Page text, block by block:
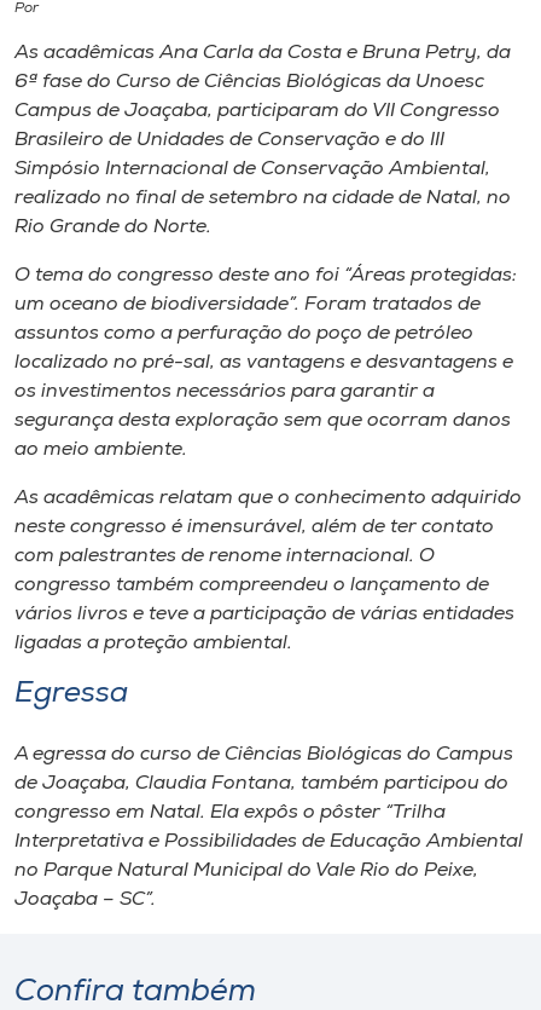
CPA
Biblioteca
Rádio
Museu
Store
Selecione
A-
Por
As acadêmicas Ana Carla da Costa e Bruna Petry, da
6ª fase do Curso de Ciências Biológicas da Unoesc
Campus de Joaçaba, participaram do VII Congresso
Brasileiro de Unidades de Conservação e do III
Simpósio Internacional de Conservação Ambiental,
realizado no final de setembro na cidade de Natal, no
Rio Grande do Norte.
O tema do congresso deste ano foi “Áreas protegidas:
um oceano de biodiversidade”. Foram tratados de
assuntos como a perfuração do poço de petróleo
localizado no pré-sal, as vantagens e desvantagens e
os investimentos necessários para garantir a
segurança desta exploração sem que ocorram danos
ao meio ambiente.
As acadêmicas relatam que o conhecimento adquirido
neste congresso é imensurável, além de ter contato
com palestrantes de renome internacional. O
congresso também compreendeu o lançamento de
vários livros e teve a participação de várias entidades
ligadas a proteção ambiental.
Egressa
A egressa do curso de Ciências Biológicas do Campus
de Joaçaba, Claudia Fontana, também participou do
congresso em Natal. Ela expôs o pôster “Trilha
Interpretativa e Possibilidades de Educação Ambiental
no Parque Natural Municipal do Vale Rio do Peixe,
Joaçaba – SC”.
Confira também